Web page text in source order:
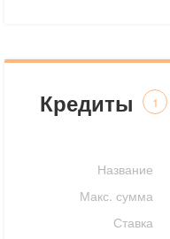
Кредиты 1
Название
Макс. сумма
Ставка